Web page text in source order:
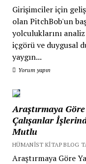
Girişimciler için
olan PitchBob'un
yolculuklarını
içgörü ve duygusal
yaygın...
Yorum yapın
Araştırmaya
Çalışanlar
Mutlu
HÜMANIST KITAP BLOG
Araştırmaya Göre